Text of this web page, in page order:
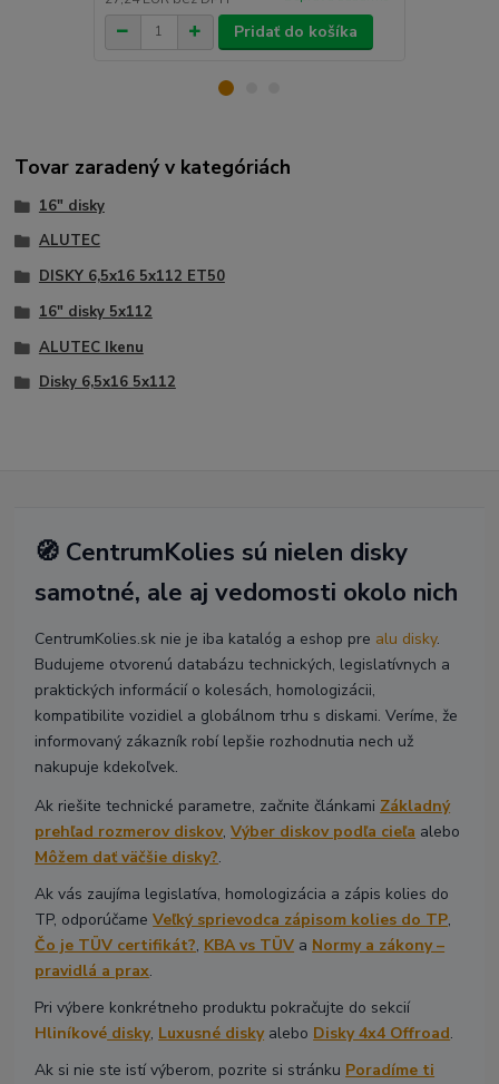
Pridať do košíka
Tovar zaradený v kategóriách
16" disky
ALUTEC
DISKY 6,5x16 5x112 ET50
16" disky 5x112
ALUTEC Ikenu
Disky 6,5x16 5x112
🧭 CentrumKolies sú nielen disky
samotné, ale aj vedomosti okolo nich
CentrumKolies.sk nie je iba katalóg a eshop pre alu disky.
Budujeme otvorenú databázu technických, legislatívnych a
praktických informácií o kolesách, homologizácii,
kompatibilite vozidiel a globálnom trhu s diskami. Veríme, že
informovaný zákazník robí lepšie rozhodnutia nech už
nakupuje kdekoľvek.
Ak riešite technické parametre, začnite článkami Základný
prehľad rozmerov diskov,Výber diskov podľa cieľa alebo
Môžem dať väčšie disky?.
Ak vás zaujíma legislatíva, homologizácia a zápis kolies do
TP, odporúčameVeľký sprievodca zápisom kolies do TP,
Čo je TÜV certifikát?, KBA vs TÜV a Normy a zákony –
pravidlá a prax.
Pri výbere konkrétneho produktu pokračujte do sekcií
Hliníkové disky, Luxusné diskyalebo Disky 4x4 Offroad.
Ak si nie ste istí výberom, pozrite si stránku Poradíme ti